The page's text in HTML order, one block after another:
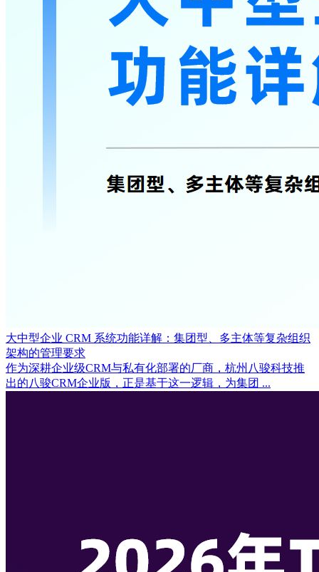
大中型企业 CRM 系统功能详解：集团型、多主体等复杂组织
架构的管理要求
作为深耕企业级CRM与私有化部署的厂商，杭州八骏科技推
出的八骏CRM企业版，正是基于这一逻辑，为集团 ...